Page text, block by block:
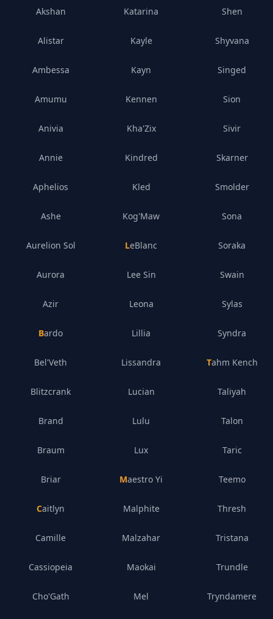
Akshan
Alistar
Ambessa
Amumu
Anivia
Annie
Aphelios
Ashe
Aurelion Sol
Aurora
Azir
Bardo
Bel'Veth
Blitzcrank
Brand
Braum
Briar
Caitlyn
Camille
Cassiopeia
Cho'Gath
Katarina
Kayle
Kayn
Kennen
Kha'Zix
Kindred
Kled
Kog'Maw
LeBlanc
Lee Sin
Leona
Lillia
Lissandra
Lucian
Lulu
Lux
Maestro Yi
Malphite
Malzahar
Maokai
Mel
Shen
Shyvana
Singed
Sion
Sivir
Skarner
Smolder
Sona
Soraka
Swain
Sylas
Syndra
Tahm Kench
Taliyah
Talon
Taric
Teemo
Thresh
Tristana
Trundle
Tryndamere